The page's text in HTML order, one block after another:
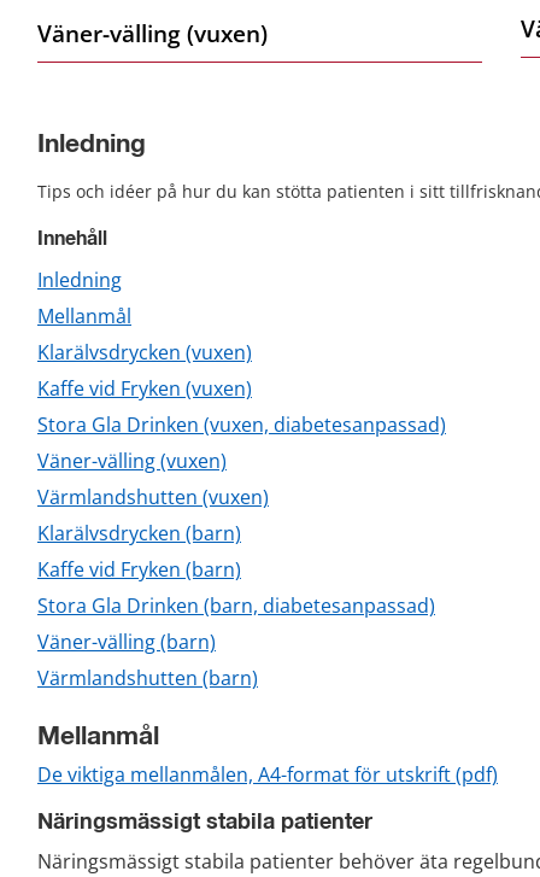
Väner-välling (vuxen)
Inledning
Tips och idéer på hur du kan stötta patienten i sitt
Innehåll
Inledning
Mellanmål
Klarälvsdrycken (vuxen)
Kaffe vid Fryken (vuxen)
Stora Gla Drinken (vuxen, diabetesanpassad)
Väner-välling (vuxen)
Värmlandshutten (vuxen)
Klarälvsdrycken (barn)
Kaffe vid Fryken (barn)
Stora Gla Drinken (barn, diabetesanpassad)
Väner-välling (barn)
Värmlandshutten (barn)
Mellanmål
De viktiga mellanmålen, A4-format för utskrift (pdf)
Näringsmässigt stabila patienter
Näringsmässigt stabila patienter behöver äta